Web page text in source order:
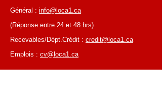
Général : info@loca1.ca
(Réponse entre 24 et 48 hrs)
Recevables/Dépt.Crédit : credit@loca1.ca
Emplois : cv@loca1.ca